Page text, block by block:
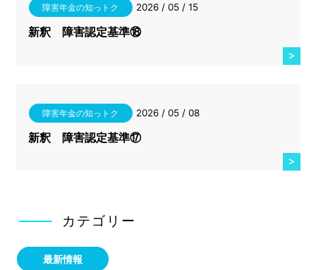
障害年金の知っトク 2026 / 05 / 15
新釈 障害認定基準⑱
障害年金の知っトク 2026 / 05 / 08
新釈 障害認定基準⑰
カテゴリー
最新情報